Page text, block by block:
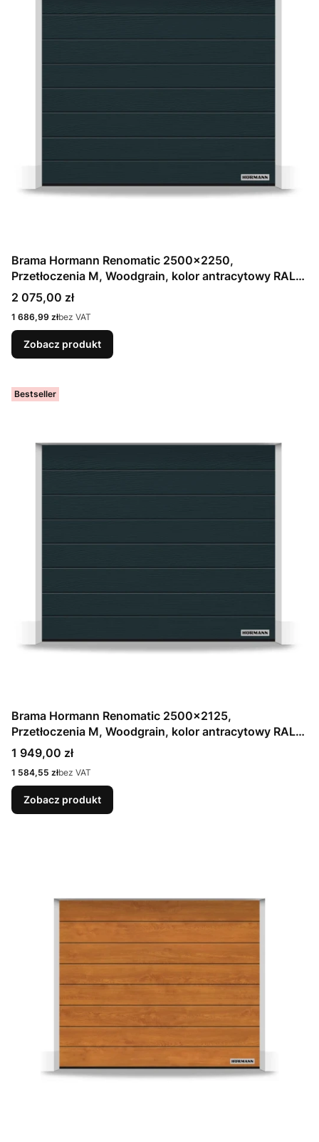
Brama Hormann Renomatic 2500x2250,
Przetłoczenia M, Woodgrain, kolor antracytowy RAL
7016 / OCYNK + Prowadzenie Z
Cena
2 075,00 zł
Cena
1 686,99 złbez VAT
Zobacz produkt
Bestseller
Brama Hormann Renomatic 2500x2125,
Przetłoczenia M, Woodgrain, kolor antracytowy RAL
7016 / OCYNK + Prowadzenie Z
Cena
1 949,00 zł
Cena
1 584,55 złbez VAT
Zobacz produkt